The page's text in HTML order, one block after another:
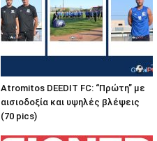
Atromitos DEEDIT FC: “Πρώτη” με
αισιοδοξία και υψηλές βλέψεις
(70 pics)